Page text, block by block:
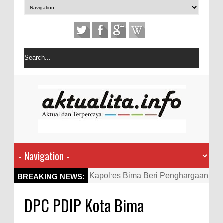
BREAKING NEWS:
Kapolres Bima Beri Penghargaan
Aktif Bantu Polisi Berantas
DPC PDIP Kota Bima